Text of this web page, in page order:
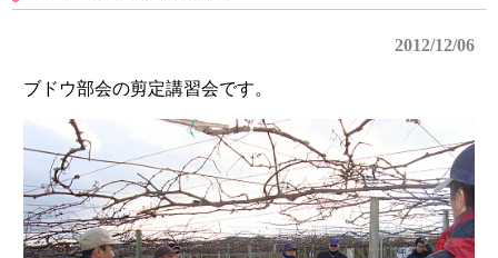
2012/12/06
ブドウ部会の剪定講習会です。